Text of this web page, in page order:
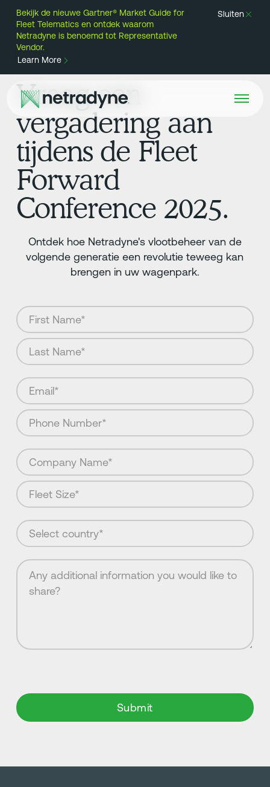
Bekijk de nieuwe Gartner® Market Guide for
Fleet Telematics en ontdek waarom
Netradyne is benoemd tot Representative
Vendor.
Learn More
Sluiten
Vraag een
vergadering aan
tijdens de Fleet
Forward
Conference 2025.
Ontdek hoe Netradyne's vlootbeheer van de
volgende generatie een revolutie teweeg kan
brengen in uw wagenpark.